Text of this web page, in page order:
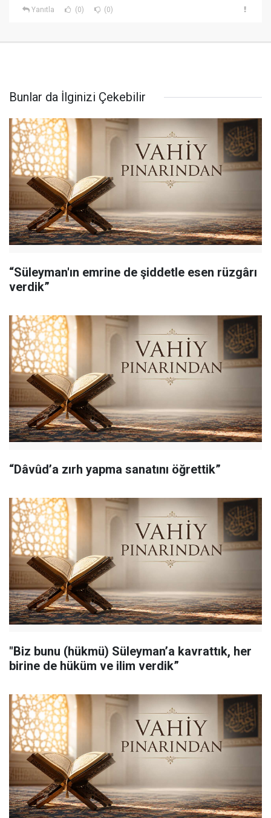
Yanıtla (0) (0)
Bunlar da İlginizi Çekebilir
“Süleyman'ın emrine de şiddetle esen rüzgârı
verdik”
“Dâvûd’a zırh yapma sanatını öğrettik”
"Biz bunu (hükmü) Süleyman’a kavrattık, her
birine de hüküm ve ilim verdik”